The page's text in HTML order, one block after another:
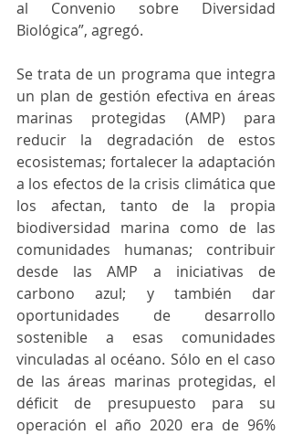
al Convenio sobre Diversidad
Biológica”, agregó.
Se trata de un programa que integra
un plan de gestión efectiva en áreas
marinas protegidas (AMP) para
reducir la degradación de estos
ecosistemas; fortalecer la adaptación
a los efectos de la crisis climática que
los afectan, tanto de la propia
biodiversidad marina como de las
comunidades humanas; contribuir
desde las AMP a iniciativas de
carbono azul; y también dar
oportunidades de desarrollo
sostenible a esas comunidades
vinculadas al océano. Sólo en el caso
de las áreas marinas protegidas, el
déficit de presupuesto para su
operación el año 2020 era de 96%